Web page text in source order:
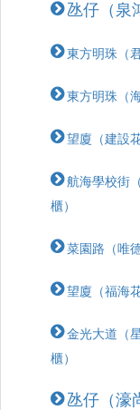
氹仔（泉
東方明珠（
東方明珠（
望廈（建設
航海學校街
櫃）
菜園路（唯
望廈（福海
金光大道（
櫃）
氹仔（濠